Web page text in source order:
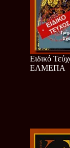
Ειδικό
ΕΛΜΕΠΑ